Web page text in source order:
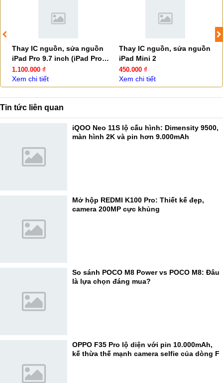
Thay IC nguồn, sửa nguồn
iPad Pro 9.7 inch (iPad Pro
2016)
1.100.000 ₫
Xem chi tiết
Thay IC nguồn, sửa nguồn
iPad Mini 2
450.000 ₫
Xem chi tiết
Tin tức liên quan
iQOO Neo 11S lộ cấu hình: Dimensity 9500,
màn hình 2K và pin hơn 9.000mAh
Mở hộp REDMI K100 Pro: Thiết kế đẹp,
camera 200MP cực khủng
So sánh POCO M8 Power vs POCO M8: Đâu
là lựa chọn đáng mua?
OPPO F35 Pro lộ diện với pin 10.000mAh,
kế thừa thế mạnh camera selfie của dòng F